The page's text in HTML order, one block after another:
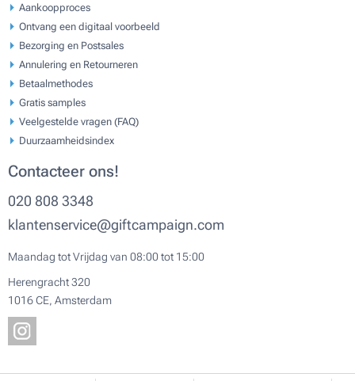
Aankoopproces
Ontvang een digitaal voorbeeld
Bezorging en Postsales
Annulering en Retourneren
Betaalmethodes
Gratis samples
Veelgestelde vragen (FAQ)
Duurzaamheidsindex
Contacteer ons!
020 808 3348
klantenservice@giftcampaign.com
Maandag tot Vrijdag van 08:00 tot 15:00
Herengracht 320
1016 CE, Amsterdam